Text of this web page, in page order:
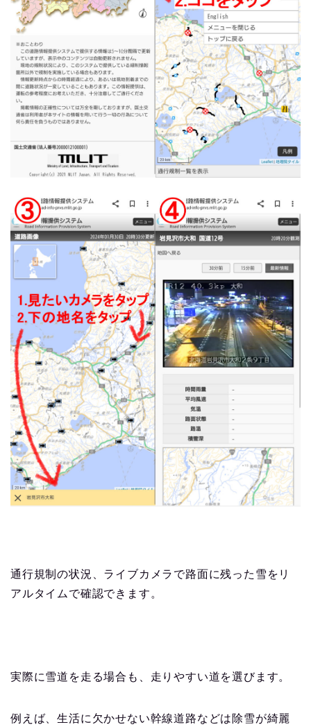
通行規制の状況、ライブカメラで路面に残った雪をリ
アルタイムで確認できます。
実際に雪道を走る場合も、走りやすい道を選びます。
例えば、生活に欠かせない幹線道路などは除雪が綺麗